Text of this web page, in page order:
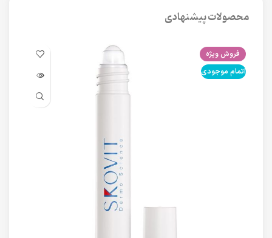
محصولات پیشنهادی
فروش ویژه
اتمام موجودی